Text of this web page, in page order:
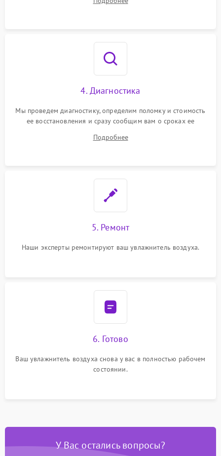
4. Диагностика
Мы проведем диагностику, определим поломку и стоимость
ее восстановления и сразу сообщим вам о сроках ее
Подробнее
5. Ремонт
Наши эксперты ремонтируют ваш увлажнитель воздуха.
6. Готово
Ваш увлажнитель воздуха снова у вас в полностью рабочем
состоянии.
У Вас остались вопросы?